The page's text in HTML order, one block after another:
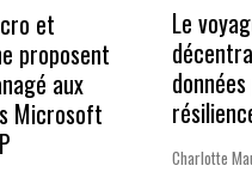
et
proposent
aux
Microsoft
Le
Charlotte